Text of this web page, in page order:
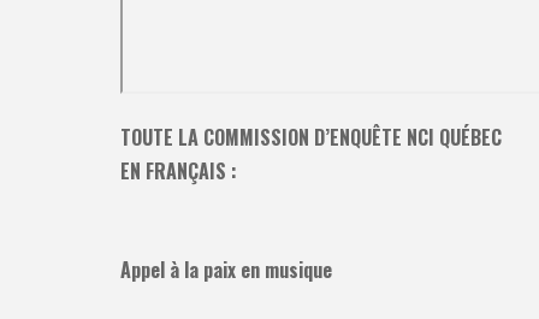
TOUTE LA COMMISSION D’ENQUÊTE NCI QUÉBEC
EN FRANÇAIS :
Appel à la paix en musique